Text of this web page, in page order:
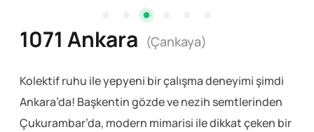
1071 Ankara (Çankaya)
Kolektif ruhu ile yepyeni bir çalışma deneyimi şimdi
Ankara’da! Başkentin gözde ve nezih semtlerinden
Çukurambar’da, modern mimarisi ile dikkat çeken bir